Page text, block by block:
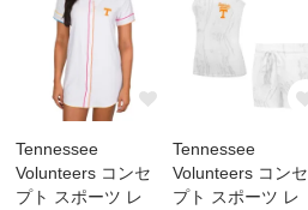
Tennessee
Volunteers コンセ
プト スポーツ レ
Tennessee
Volunteers コンセ
プト スポーツ レ